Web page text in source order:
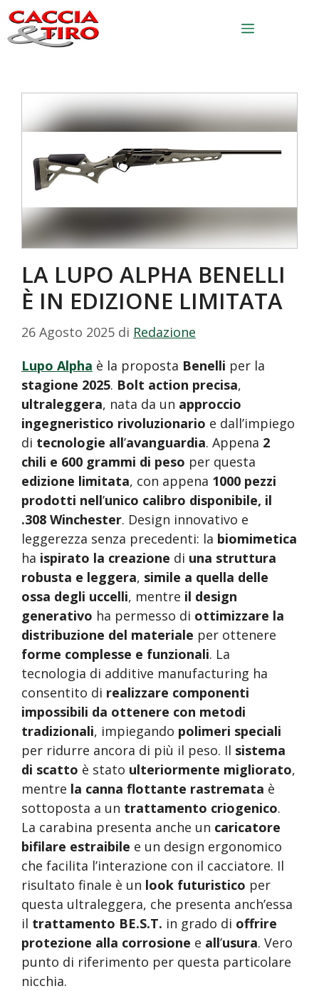
Vai al contenuto
Menu
LA LUPO ALPHA BENELLI
È IN EDIZIONE LIMITATA
26 Agosto 2025 di Redazione
Lupo Alpha è la proposta Benelli per la
stagione 2025. Bolt action precisa,
ultraleggera, nata da un approccio
ingegneristico rivoluzionario e dall’impiego
di tecnologie all’avanguardia. Appena 2
chili e 600 grammi di peso per questa
edizione limitata, con appena 1000 pezzi
prodotti nell’unico calibro disponibile, il
.308 Winchester. Design innovativo e
leggerezza senza precedenti: la biomimetica
ha ispirato la creazione di una struttura
robusta e leggera, simile a quella delle
ossa degli uccelli, mentre il design
generativo ha permesso di ottimizzare la
distribuzione del materiale per ottenere
forme complesse e funzionali. La
tecnologia di additive manufacturing ha
consentito di realizzare componenti
impossibili da ottenere con metodi
tradizionali, impiegando polimeri speciali
per ridurre ancora di più il peso. Il sistema
di scatto è stato ulteriormente migliorato,
mentre la canna flottante rastremata è
sottoposta a un trattamento criogenico.
La carabina presenta anche un caricatore
bifilare estraibile e un design ergonomico
che facilita l’interazione con il cacciatore. Il
risultato finale è un look futuristico per
questa ultraleggera, che presenta anch’essa
il trattamento BE.S.T. in grado di offrire
protezione alla corrosione e all’usura. Vero
punto di riferimento per questa particolare
nicchia.